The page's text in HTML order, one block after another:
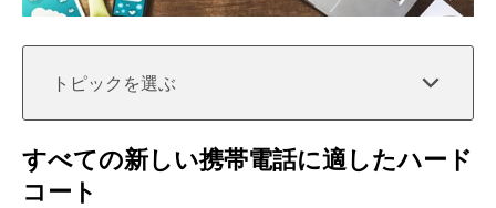
トピックを選ぶ
すべての新しい携帯電話に適したハード
コート